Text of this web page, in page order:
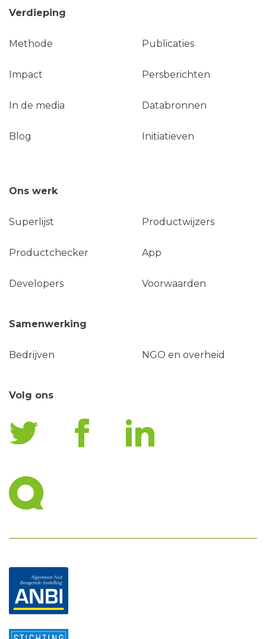
Verdieping
Methode Publicaties
Impact Persberichten
In de media Databronnen
Blog Initiatieven
Ons werk
Superlijst Productwijzers
Productchecker App
Developers Voorwaarden
Samenwerking
Bedrijven NGO en overheid
Volg ons